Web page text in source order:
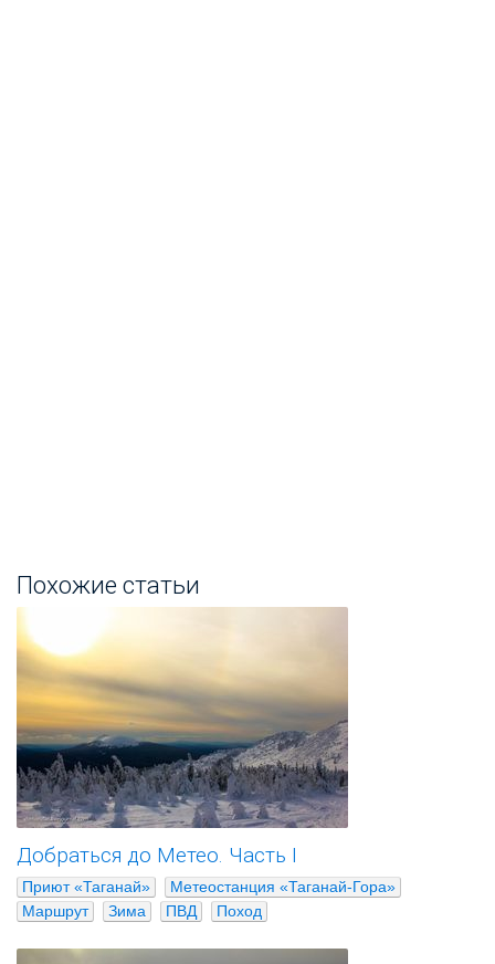
Похожие статьи
Добраться до Метео. Часть I
Приют «Таганай»
Метеостанция «Таганай-Гора»
Маршрут
Зима ПВД Поход